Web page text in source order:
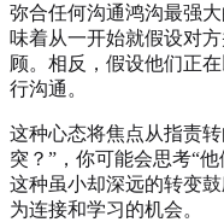
弥合任何沟通鸿沟最强
味着从一开始就假设对
顾。相反，假设他们正
行沟通。
这种心态将焦点从指责
突？”，你可能会思考“
这种虽小却深远的转变鼓
为连接和学习的机会。